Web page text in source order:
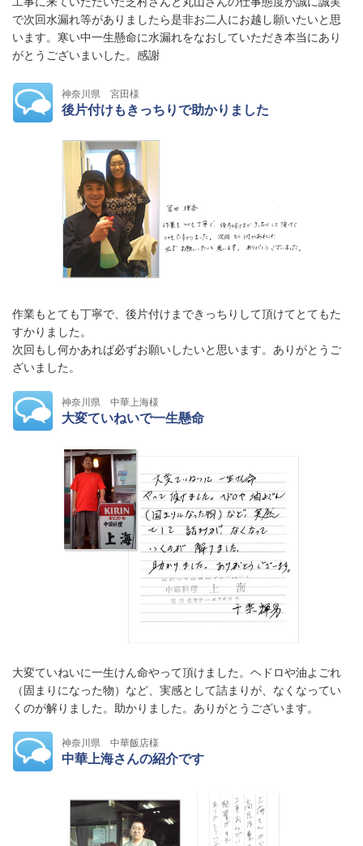
で次回水漏れ等がありましたら是非お二人にお越し願いたいと思
います。寒い中一生懸命に水漏れをなおしていただき本当にあり
がとうございまいした。感謝
神奈川県 宮田様
後片付けもきっちりで助かりました
作業もとても丁寧で、後片付けまできっちりして頂けてとてもた
すかりました。
次回もし何かあれば必ずお願いしたいと思います。ありがとうご
ざいました。
神奈川県 中華上海様
大変ていねいで一生懸命
大変ていねいに一生けん命やって頂けました。ヘドロや油よごれ
（固まりになった物）など、実感として詰まりが、なくなってい
くのが解りました。助かりました。ありがとうございます。
神奈川県 中華飯店様
中華上海さんの紹介です